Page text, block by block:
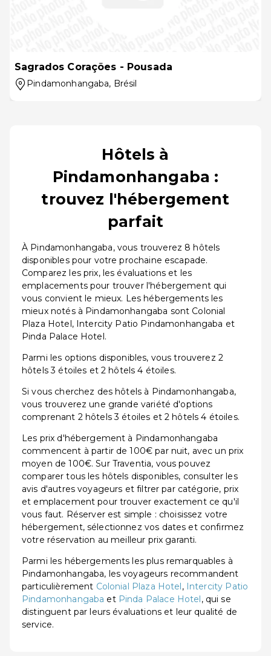
Sagrados Corações - Pousada
Pindamonhangaba, Brésil
Hôtels à
Pindamonhangaba :
trouvez l'hébergement
parfait
À Pindamonhangaba, vous trouverez 8 hôtels
disponibles pour votre prochaine escapade.
Comparez les prix, les évaluations et les
emplacements pour trouver l'hébergement qui
vous convient le mieux. Les hébergements les
mieux notés à Pindamonhangaba sont Colonial
Plaza Hotel, Intercity Patio Pindamonhangaba et
Pinda Palace Hotel.
Parmi les options disponibles, vous trouverez 2
hôtels 3 étoiles et 2 hôtels 4 étoiles.
Si vous cherchez des hôtels à Pindamonhangaba,
vous trouverez une grande variété d'options
comprenant 2 hôtels 3 étoiles et 2 hôtels 4 étoiles.
Les prix d'hébergement à Pindamonhangaba
commencent à partir de 100€ par nuit, avec un prix
moyen de 100€. Sur Traventia, vous pouvez
comparer tous les hôtels disponibles, consulter les
avis d'autres voyageurs et filtrer par catégorie, prix
et emplacement pour trouver exactement ce qu'il
vous faut. Réserver est simple : choisissez votre
hébergement, sélectionnez vos dates et confirmez
votre réservation au meilleur prix garanti.
Parmi les hébergements les plus remarquables à
Pindamonhangaba, les voyageurs recommandent
particulièrement Colonial Plaza Hotel, Intercity Patio
Pindamonhangaba et Pinda Palace Hotel, qui se
distinguent par leurs évaluations et leur qualité de
service.